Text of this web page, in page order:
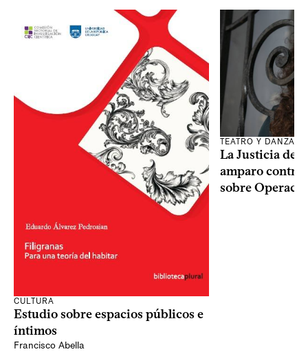
CULTURA
Estudio sobre espacios públicos e
íntimos
Francisco Abella
TEATRO Y DANZA
La Justicia
amparo contra
sobre